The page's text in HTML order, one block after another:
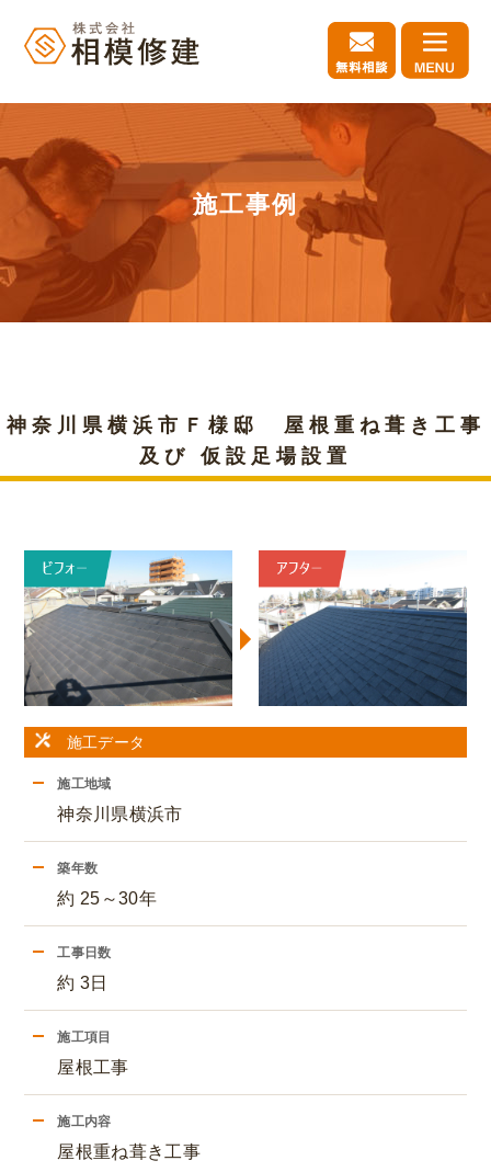
施工事例
神奈川県横浜市Ｆ様邸 屋根重ね葺き工事
及び 仮設足場設置
施工データ
施工地域
神奈川県横浜市
築年数
約 25～30年
工事日数
約 3日
施工項目
屋根工事
施工内容
屋根重ね葺き工事